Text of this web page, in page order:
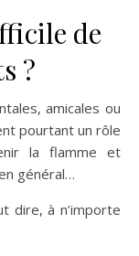
de
?
amicales ou
pourtant un rôle
la flamme et
général…
dire, à n’importe